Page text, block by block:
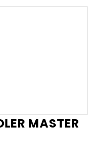
MASTER